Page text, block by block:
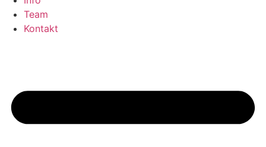
Team
Kontakt